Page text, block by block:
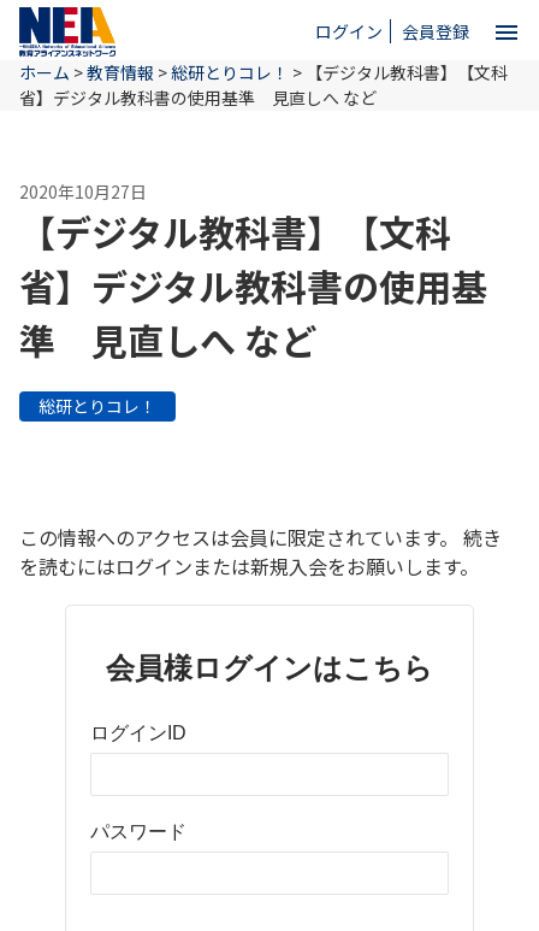
ログイン 会員登録 menu
ホーム
NEAとは
教育情報
お問い合わせ
ホーム >教育情報 >総研とりコレ！ > 【デジタル教科書】【文科
省】デジタル教科書の使用基準 見直しへ など
2020年10月27日
【デジタル教科書】【文科
省】デジタル教科書の使用基
準 見直しへ など
総研とりコレ！
この情報へのアクセスは会員に限定されています。 続き
を読むにはログインまたは新規入会をお願いします。
会員様ログインはこちら
ログインID
パスワード